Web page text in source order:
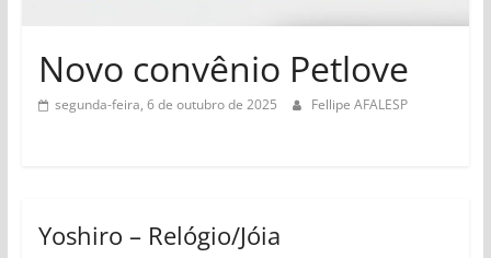
de
São
Paulo
Novo convênio Petlove
segunda-feira, 6 de outubro de 2025 Fellipe AFALESP
Yoshiro – Relógio/Jóia